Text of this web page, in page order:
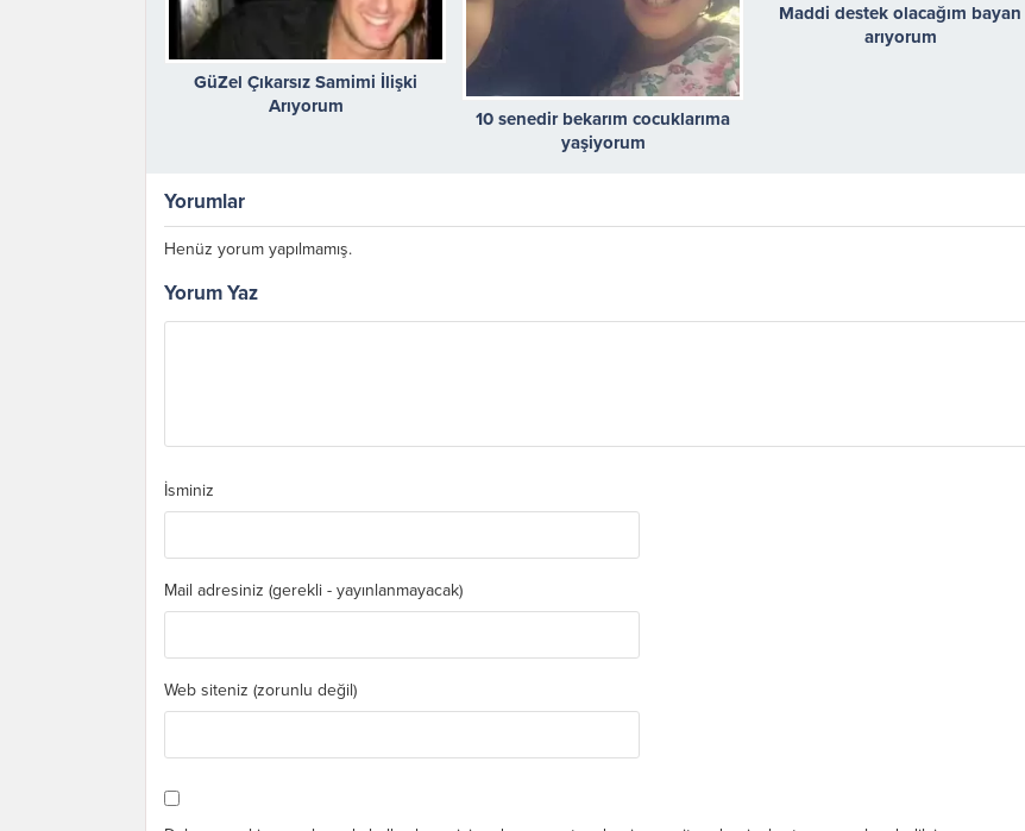
GüZel Çıkarsız Samimi İlişki
Arıyorum
10 senedir bekarım cocuklarıma
yaşiyorum
Maddi destek olacağım bayan
arıyorum
Yorumlar
Henüz yorum yapılmamış.
Yorum Yaz
İsminiz
Mail adresiniz (gerekli - yayınlanmayacak)
Web siteniz (zorunlu değil)